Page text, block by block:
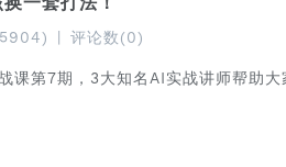
评论数(0)
课第7期，3大知名AI实战讲师帮助